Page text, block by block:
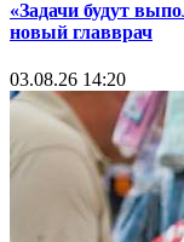
«Задачи будут
новый главврач
03.08.26 14:20